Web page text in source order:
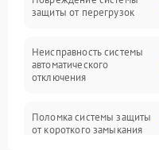
Электропитание
Механика
Корпус/Герметичность
защиты от перегрузок
Неисправность системы
автоматического
отключения
Поломка системы защиты
от короткого замыкания